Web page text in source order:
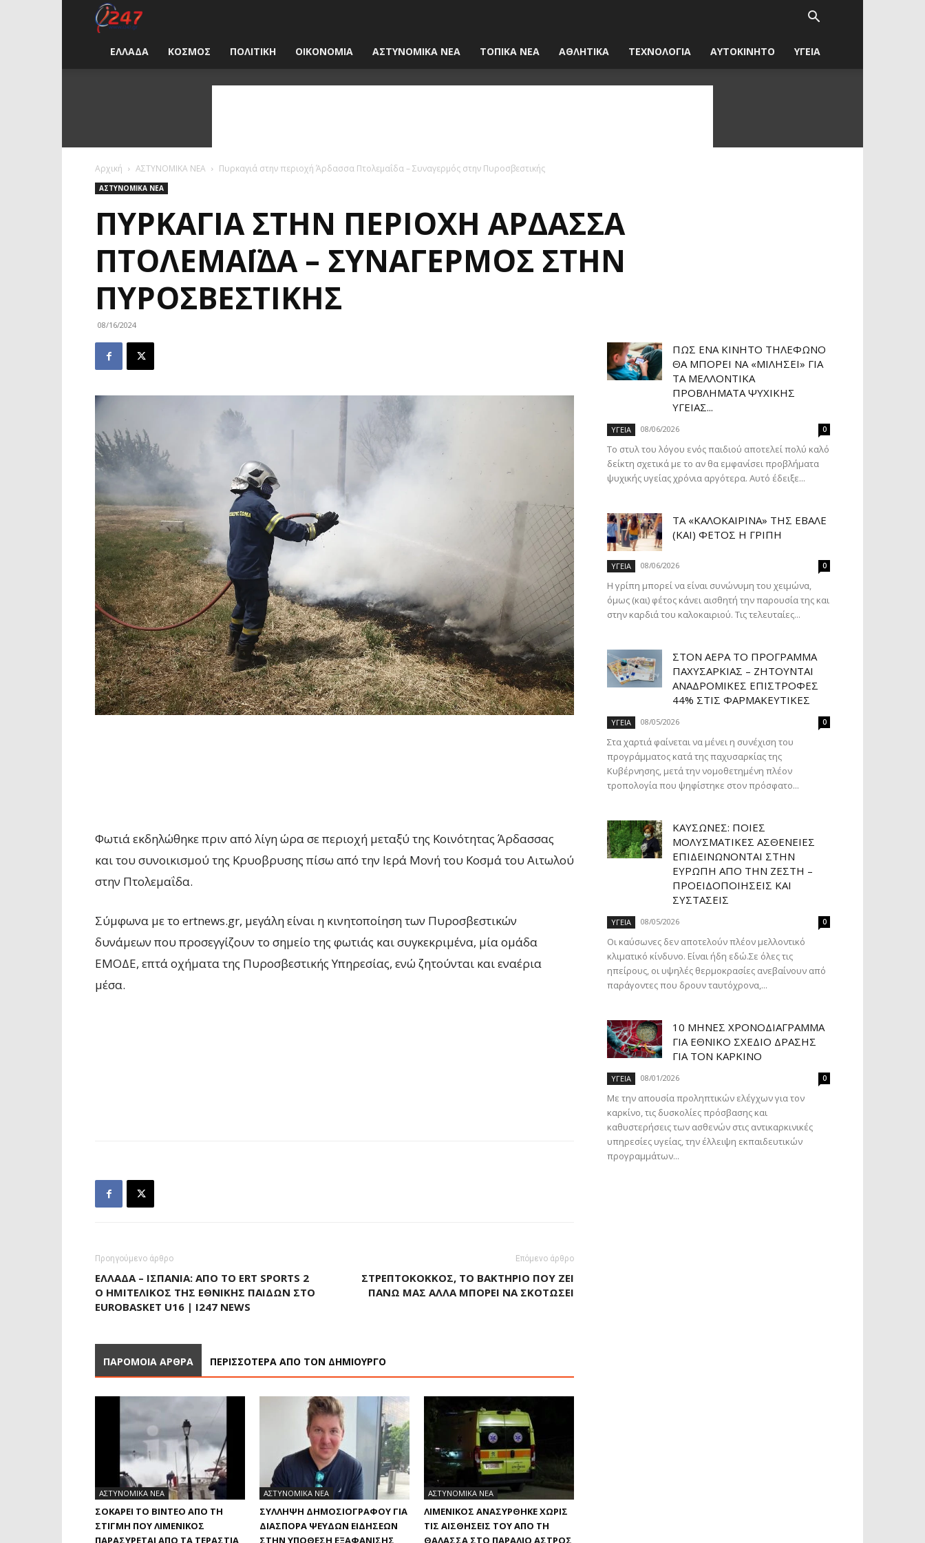
i247
News
ΕΛΛΑΔΑ ΚΟΣΜΟΣ ΠΟΛΙΤΙΚΗ ΟΙΚΟΝΟΜΙΑ ΑΣΤΥΝΟΜΙΚΑ ΝΕΑ ΤΟΠΙΚΑ ΝΕΑ ΑΘΛΗΤΙΚΑ ΤΕΧΝΟΛΟΓΙΑ ΑΥΤΟΚΙΝΗΤΟ ΥΓΕΙΑ
Αρχική ΑΣΤΥΝΟΜΙΚΑ ΝΕΑ Πυρκαγιά στην περιοχή Άρδασσα Πτολεμαΐδα – Συναγερμός στην Πυροσβεστικής
ΑΣΤΥΝΟΜΙΚΑ ΝΕΑ
ΠΥΡΚΑΓΙΆ ΣΤΗΝ ΠΕΡΙΟΧΉ ΆΡΔΑΣΣΑ
ΠΤΟΛΕΜΑΪ́ΔΑ – ΣΥΝΑΓΕΡΜΌΣ ΣΤΗΝ
ΠΥΡΟΣΒΕΣΤΙΚΉΣ
08/16/2024
Φωτιά εκδηλώθηκε πριν από λίγη ώρα σε περιοχή μεταξύ της Κοινότητας Άρδασσας
και του συνοικισμού της Κρυοβρυσης πίσω από την Ιερά Μονή του Κοσμά του Αιτωλού
στην Πτολεμαΐδα.
Σύμφωνα με το ertnews.gr, μεγάλη είναι η κινητοποίηση των Πυροσβεστικών
δυνάμεων που προσεγγίζουν το σημείο της φωτιάς και συγκεκριμένα, μία ομάδα
ΕΜΟΔΕ, επτά οχήματα της Πυροσβεστικής Υπηρεσίας, ενώ ζητούνται και εναέρια
μέσα.
Προηγούμενο άρθρο
ΕΛΛΆΔΑ – ΙΣΠΑΝΊΑ: ΑΠΌ ΤΟ ERT SPORTS 2
Ο ΗΜΙΤΕΛΙΚΌΣ ΤΗΣ ΕΘΝΙΚΉΣ ΠΑΊΔΩΝ ΣΤΟ
EUROBASKET U16 | I247 NEWS
Επόμενο άρθρο
ΣΤΡΕΠΤΌΚΟΚΚΟΣ, ΤΟ ΒΑΚΤΉΡΙΟ ΠΟΥ ΖΕΙ
ΠΆΝΩ ΜΑΣ ΑΛΛΆ ΜΠΟΡΕΊ ΝΑ ΣΚΟΤΏΣΕΙ
ΠΑΡΟΜΟΙΑ ΑΡΘΡΑ ΠΕΡΙΣΣΟΤΕΡΑ ΑΠΟ ΤΟΝ ΔΗΜΙΟΥΡΓΟ
ΑΣΤΥΝΟΜΙΚΑ ΝΕΑ
ΣΟΚΆΡΕΙ ΤΟ ΒΊΝΤΕΟ ΑΠΌ ΤΗ
ΣΤΙΓΜΉ ΠΟΥ ΛΙΜΕΝΙΚΌΣ
ΠΑΡΑΣΎΡΕΤΑΙ ΑΠΌ ΤΑ ΤΕΡΆΣΤΙΑ
ΑΣΤΥΝΟΜΙΚΑ ΝΕΑ
ΣΎΛΛΗΨΗ ΔΗΜΟΣΙΟΓΡΆΦΟΥ ΓΙΑ
ΔΙΑΣΠΟΡΆ ΨΕΥΔΏΝ ΕΙΔΉΣΕΩΝ
ΣΤΗΝ ΥΠΌΘΕΣΗ ΕΞΑΦΆΝΙΣΗΣ
ΑΣΤΥΝΟΜΙΚΑ ΝΕΑ
ΛΙΜΕΝΙΚΌΣ ΑΝΑΣΎΡΘΗΚΕ ΧΩΡΊΣ
ΤΙΣ ΑΙΣΘΉΣΕΙΣ ΤΟΥ ΑΠΌ ΤΗ
ΘΆΛΑΣΣΑ ΣΤΟ ΠΑΡΆΛΙΟ ΆΣΤΡΟΣ
ΠΏΣ ΈΝΑ ΚΙΝΗΤΌ ΤΗΛΈΦΩΝΟ
ΘΑ ΜΠΟΡΕΊ ΝΑ «ΜΙΛΉΣΕΙ» ΓΙΑ
ΤΑ ΜΕΛΛΟΝΤΙΚΆ
ΠΡΟΒΛΉΜΑΤΑ ΨΥΧΙΚΉΣ
ΥΓΕΊΑΣ...
ΥΓΕΙΑ 08/06/2026 0
Το στυλ του λόγου ενός παιδιού αποτελεί πολύ καλό
δείκτη σχετικά με το αν θα εμφανίσει προβλήματα
ψυχικής υγείας χρόνια αργότερα. Αυτό έδειξε...
ΤΑ «ΚΑΛΟΚΑΙΡΙΝΆ» ΤΗΣ ΈΒΑΛΕ
(ΚΑΙ) ΦΈΤΟΣ Η ΓΡΊΠΗ
ΥΓΕΙΑ 08/06/2026 0
Η γρίπη μπορεί να είναι συνώνυμη του χειμώνα,
όμως (και) φέτος κάνει αισθητή την παρουσία της και
στην καρδιά του καλοκαιριού. Τις τελευταίες...
ΣΤΟΝ ΑΈΡΑ ΤΟ ΠΡΌΓΡΑΜΜΑ
ΠΑΧΥΣΑΡΚΊΑΣ – ΖΗΤΟΎΝΤΑΙ
ΑΝΑΔΡΟΜΙΚΈΣ ΕΠΙΣΤΡΟΦΈΣ
44% ΣΤΙΣ ΦΑΡΜΑΚΕΥΤΙΚΈΣ
ΥΓΕΙΑ 08/05/2026 0
Στα χαρτιά φαίνεται να μένει η συνέχιση του
προγράμματος κατά της παχυσαρκίας της
Κυβέρνησης, μετά την νομοθετημένη πλέον
τροπολογία που ψηφίστηκε στον πρόσφατο...
ΚΑΎΣΩΝΕΣ: ΠΟΙΕΣ
ΜΟΛΥΣΜΑΤΙΚΈΣ ΑΣΘΈΝΕΙΕΣ
ΕΠΙΔΕΙΝΏΝΟΝΤΑΙ ΣΤΗΝ
ΕΥΡΏΠΗ ΑΠΌ ΤΗΝ ΖΈΣΤΗ –
ΠΡΟΕΙΔΟΠΟΙΉΣΕΙΣ ΚΑΙ
ΣΥΣΤΆΣΕΙΣ
ΥΓΕΙΑ 08/05/2026 0
Οι καύσωνες δεν αποτελούν πλέον μελλοντικό
κλιματικό κίνδυνο. Είναι ήδη εδώ.Σε όλες τις
ηπείρους, οι υψηλές θερμοκρασίες ανεβαίνουν από
παράγοντες που δρουν ταυτόχρονα,...
10 ΜΉΝΕΣ ΧΡΟΝΟΔΙΆΓΡΑΜΜΑ
ΓΙΑ ΕΘΝΙΚΌ ΣΧΈΔΙΟ ΔΡΆΣΗΣ
ΓΙΑ ΤΟΝ ΚΑΡΚΊΝΟ
ΥΓΕΙΑ 08/01/2026 0
Με την απουσία προληπτικών ελέγχων για τον
καρκίνο, τις δυσκολίες πρόσβασης και
καθυστερήσεις των ασθενών στις αντικαρκινικές
υπηρεσίες υγείας, την έλλειψη εκπαιδευτικών
προγραμμάτων...